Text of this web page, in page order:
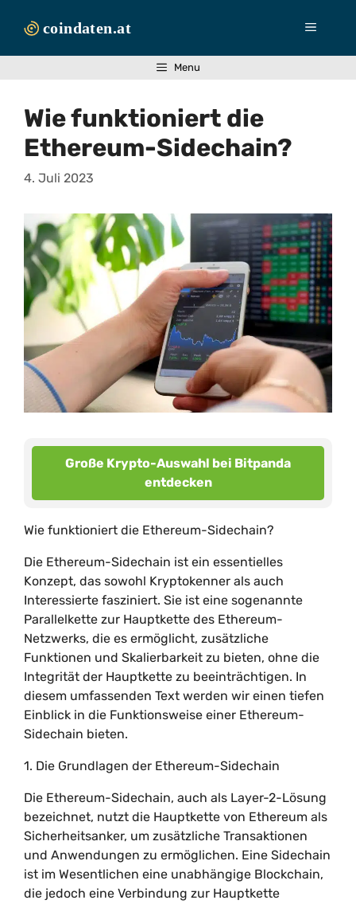
Inhalt
Menü
Menu
Wie funktioniert die
Ethereum-Sidechain?
4. Juli 2023
Große Krypto-Auswahl bei Bitpanda
entdecken
Wie funktioniert die Ethereum-Sidechain?
Die Ethereum-Sidechain ist ein essentielles
Konzept, das sowohl Kryptokenner als auch
Interessierte fasziniert. Sie ist eine sogenannte
Parallelkette zur Hauptkette des Ethereum-
Netzwerks, die es ermöglicht, zusätzliche
Funktionen und Skalierbarkeit zu bieten, ohne die
Integrität der Hauptkette zu beeinträchtigen. In
diesem umfassenden Text werden wir einen tiefen
Einblick in die Funktionsweise einer Ethereum-
Sidechain bieten.
1. Die Grundlagen der Ethereum-Sidechain
Die Ethereum-Sidechain, auch als Layer-2-Lösung
bezeichnet, nutzt die Hauptkette von Ethereum als
Sicherheitsanker, um zusätzliche Transaktionen
und Anwendungen zu ermöglichen. Eine Sidechain
ist im Wesentlichen eine unabhängige Blockchain,
die jedoch eine Verbindung zur Hauptkette